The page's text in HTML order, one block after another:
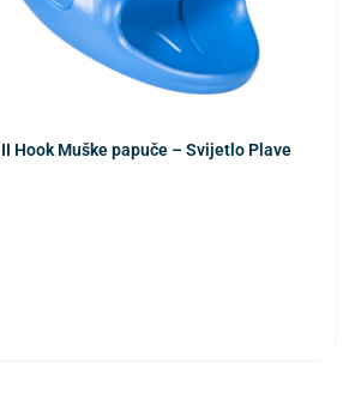
Hook Muške papuče – Svijetlo Plave